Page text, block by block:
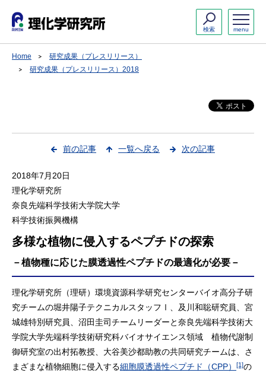
menu
検索
Home
研究成果（プレスリリース）
研究成果（プレスリリース）2018
前の記事 一覧へ戻る 次の記事
2018年7月20日
理化学研究所
奈良先端科学技術大学院大学
科学技術振興機構
多様な植物に侵入するペプチドの探索
－植物種に応じた膜透過性ペプチドの最適化が必要－
理化学研究所（理研）環境資源科学研究センターバイオ高分子研
究チームの堀井陽子テクニカルスタッフⅠ、及川和聡研究員、宮
城雄特別研究員、沼田圭司チームリーダーと奈良先端科学技術大
学院大学先端科学技術研究科バイオサイエンス領域 植物代謝制
御研究室の出村拓教授、大谷美沙都助教の共同研究チームは、さ
まざまな植物細胞に侵入する細胞膜透過性ペプチド（CPP） [1]の